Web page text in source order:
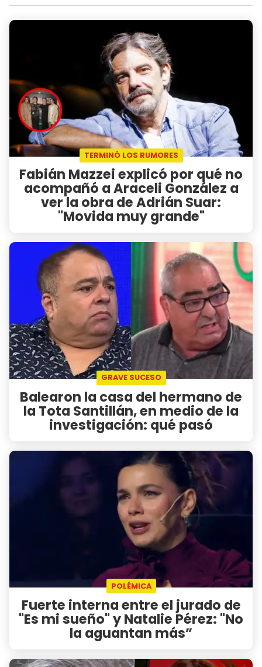
TERMINÓ LOS RUMORES
Fabián Mazzei explicó por qué no
acompañó a Araceli González a
ver la obra de Adrián Suar:
"Movida muy grande"
GRAVE SUCESO
Balearon la casa del hermano de
la Tota Santillán, en medio de la
investigación: qué pasó
POLÉMICA
Fuerte interna entre el jurado de
"Es mi sueño" y Natalie Pérez: "No
la aguantan más”